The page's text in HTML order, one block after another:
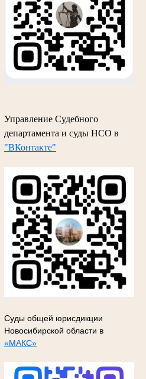
Управление Судебного
департамента и суды НСО в
"ВКонтакте"
Суды общей юрисдикции
Новосибирской области в
«МАКС»